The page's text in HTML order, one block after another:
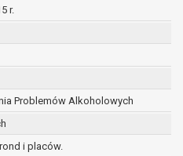
r.
Problemów Alkoholowych
i placów.
– na okres pozwalający
sprawdzić
tych danych,
danych jest niezgodne
a osoba, której dane
się usunięciu
w zamian ich
nie potrzebuje już